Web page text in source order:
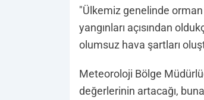
"Ülkemiz genelinde orman
yangınları açısından
olumsuz hava şartları
Meteoroloji Bölge
değerlerinin artacağı,